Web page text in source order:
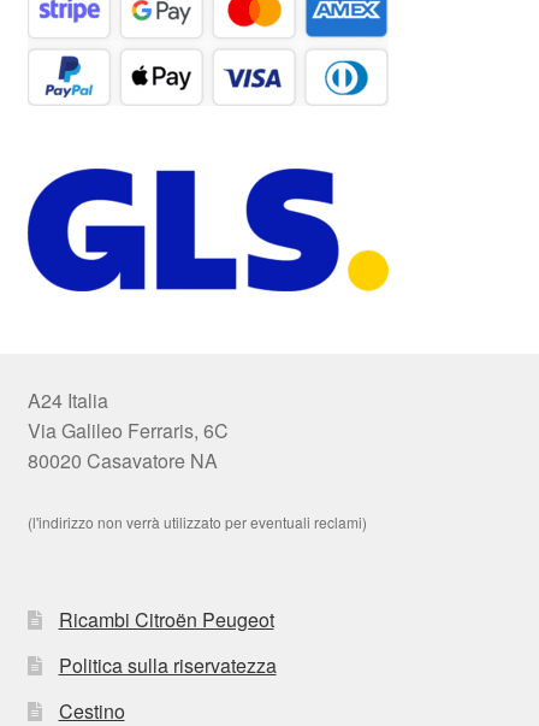
A24 Italia
Via Galileo Ferraris, 6C
80020 Casavatore NA
(l'indirizzo non verrà utilizzato per eventuali reclami)
Ricambi Citroën Peugeot
Politica sulla riservatezza
Cestino